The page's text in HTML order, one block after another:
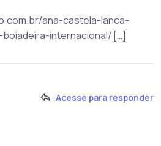
ana-castela-lanca-
internacional/ […]
Acesse para responder